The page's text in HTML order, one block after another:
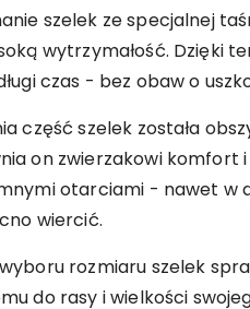
szelek ze specjalnej
wytrzymałość. Dzięki
czas - bez obaw o
część szelek została
on zwierzakowi komfort
otarciami - nawet w
wiercić.
rozmiaru szelek
do rasy i wielkości